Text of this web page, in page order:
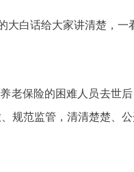
白话给大家讲清楚，一
老保险的困难人员去世
规范监管，清清楚楚、公